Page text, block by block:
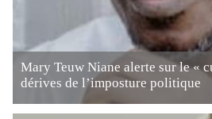
Mary Teuw Niane alerte sur le «
dérives de l’imposture politique